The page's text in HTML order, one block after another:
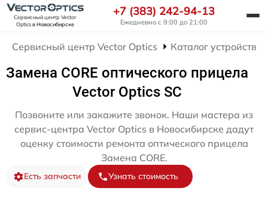
Сервисный центр Vector
Opticsв Новосибирске
+7 (383) 242-94-13
Ежедневно с 9:00 до 21:00
Сервисный центр Vector Optics Каталог устройств
Замена CORE оптического прицела
Vector Optics SC
Позвоните или закажите звонок. Наши мастера из
сервис-центра Vector Optics в Новосибирске дадут
оценку стоимости ремонта оптического прицела
Замена CORE.
Есть запчасти Узнать стоимость